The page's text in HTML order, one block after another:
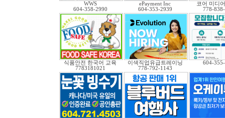
WWS
604-358-2990
ePayment Inc
604-353-2939
코어 미디
778-
식품안전 한국어 교육
7783181021
이색직업유급트레이닝
778-792-1143
604-